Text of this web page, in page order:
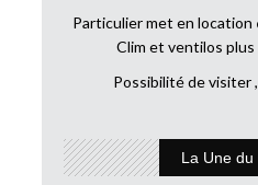
Particulier met en location
Clim et ventilos
Possibilité de visiter
La Une